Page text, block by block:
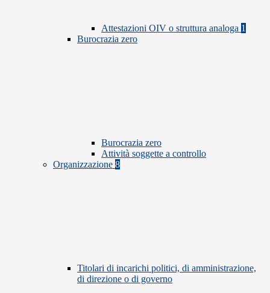
Attestazioni OIV o struttura analoga 1
Burocrazia zero
Burocrazia zero
Attività soggette a controllo
Organizzazione 8
Titolari di incarichi politici, di amministrazione,
di direzione o di governo